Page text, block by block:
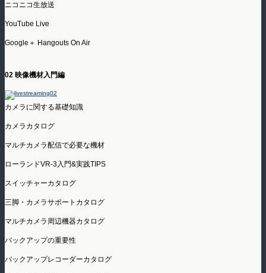
ニコニコ生放送
YouTube Live
Google＋ Hangouts On Air
02 映像機材入門編
カメラに関する基礎知識
カメラカタログ
マルチカメラ配信で必要な機材
ローランドVR-3入門&実践TIPS
スイッチャーカタログ
三脚・カメラサポートカタログ
マルチカメラ周辺機器カタログ
バックアップの重要性
バックアップレコーダーカタログ